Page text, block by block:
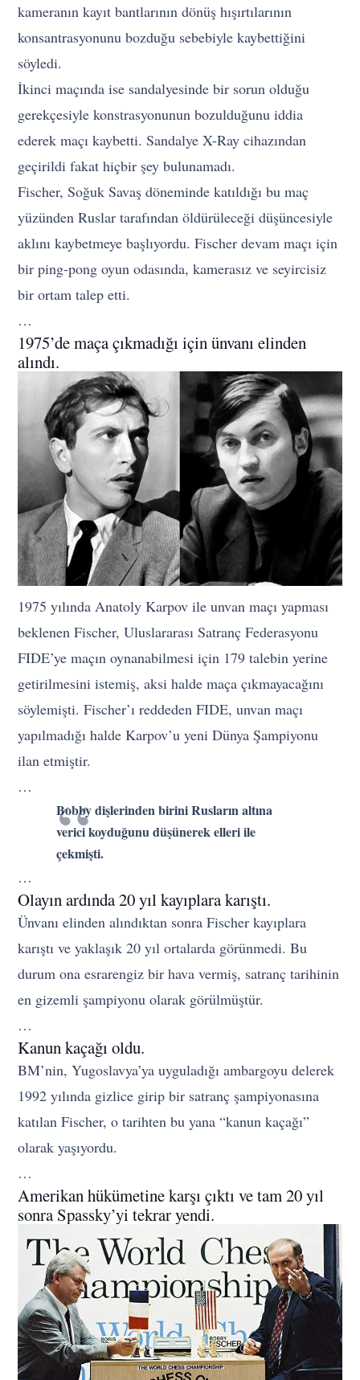
kameranın kayıt bantlarının dönüş hışırtılarının
konsantrasyonunu bozduğu sebebiyle kaybettiğini
söyledi.
İkinci maçında ise sandalyesinde bir sorun olduğu
gerekçesiyle konstrasyonunun bozulduğunu iddia
ederek maçı kaybetti. Sandalye X-Ray cihazından
geçirildi fakat hiçbir şey bulunamadı.
Fischer, Soğuk Savaş döneminde katıldığı bu maç
yüzünden Ruslar tarafından öldürüleceği düşüncesiyle
aklını kaybetmeye başlıyordu. Fischer devam maçı için
bir ping-pong oyun odasında, kamerasız ve seyircisiz
bir ortam talep etti.
…
1975’de maça çıkmadığı için ünvanı elinden
alındı.
1975 yılında Anatoly Karpov ile unvan maçı yapması
beklenen Fischer, Uluslararası Satranç Federasyonu
FIDE’ye maçın oynanabilmesi için 179 talebin yerine
getirilmesini istemiş, aksi halde maça çıkmayacağını
söylemişti. Fischer’ı reddeden FIDE, unvan maçı
yapılmadığı halde Karpov’u yeni Dünya Şampiyonu
ilan etmiştir.
…
Bobby dişlerinden birini Rusların altına
verici koyduğunu düşünerek elleri ile
çekmişti.
…
Olayın ardında 20 yıl kayıplara karıştı.
Ünvanı elinden alındıktan sonra Fischer kayıplara
karıştı ve yaklaşık 20 yıl ortalarda görünmedi. Bu
durum ona esrarengiz bir hava vermiş, satranç tarihinin
en gizemli şampiyonu olarak görülmüştür.
…
Kanun kaçağı oldu.
BM’nin, Yugoslavya’ya uyguladığı ambargoyu delerek
1992 yılında gizlice girip bir satranç şampiyonasına
katılan Fischer, o tarihten bu yana “kanun kaçağı”
olarak yaşıyordu.
…
Amerikan hükümetine karşı çıktı ve tam 20 yıl
sonra Spassky’yi tekrar yendi.